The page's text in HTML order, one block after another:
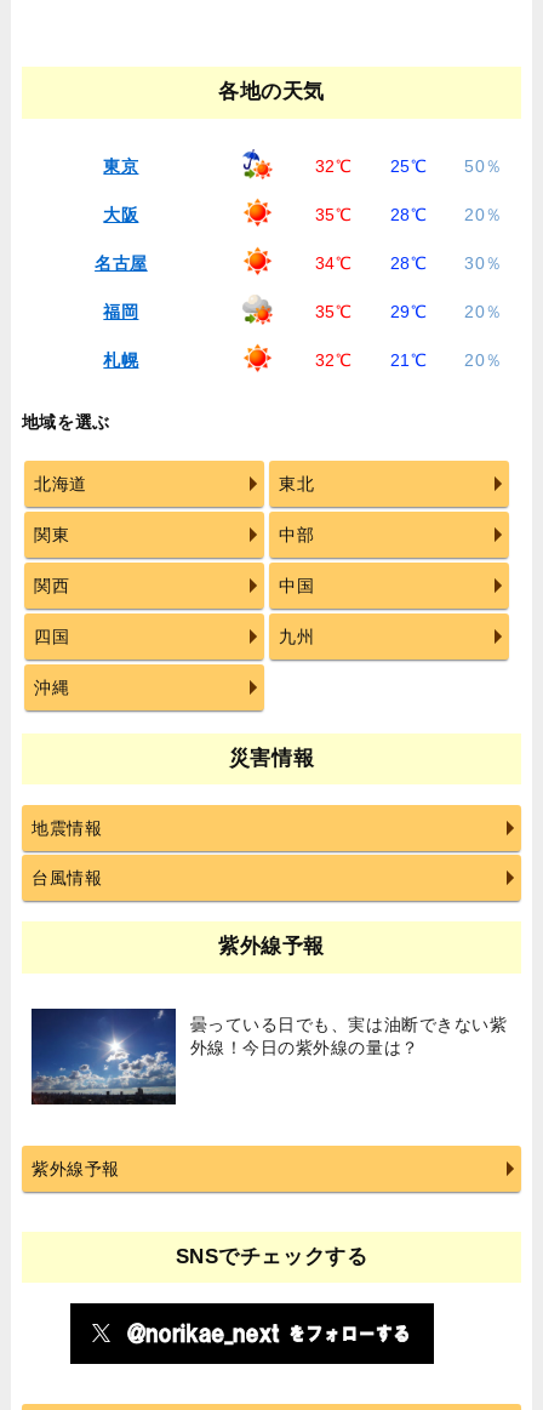
各地の天気
東京 32℃ 25℃ 50％
大阪 35℃ 28℃ 20％
名古屋 34℃ 28℃ 30％
福岡 35℃ 29℃ 20％
札幌 32℃ 21℃ 20％
地域を選ぶ
北海道 東北
関東 中部
関西 中国
四国 九州
沖縄
災害情報
地震情報
台風情報
紫外線予報
曇っている日でも、実は油断できない紫
外線！今日の紫外線の量は？
紫外線予報
SNSでチェックする